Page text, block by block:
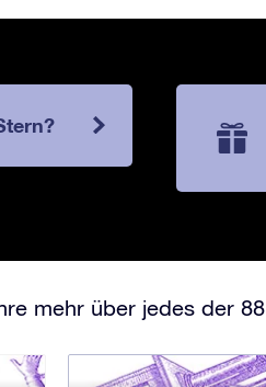
mehr über jedes der